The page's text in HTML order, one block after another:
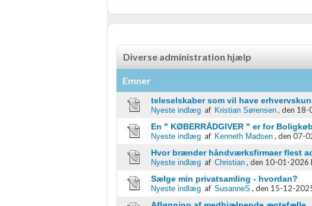
Diverse administration hjælp
Emner
teleselskaber som vil have
Nyeste indlægaf Kristian Sørensen , den 18-
En " KØBERRÅDGIVER " er for
Nyeste indlægaf Kenneth Madsen , den 07-
Hvor brænder håndværksfirmaer flest
Nyeste indlægaf Christian , den 10-01-2026
Sælge min privatsamling - hvordan?
Nyeste indlægaf SusanneS , den 15-12-